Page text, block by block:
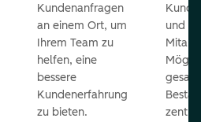
Kundenanfragen
an einem Ort, um
Ihrem Team zu
helfen, eine
bessere
Kundenerfahrung
zu bieten.
und